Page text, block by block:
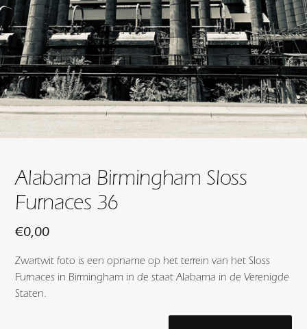
Alabama Birmingham Sloss
Furnaces 36
€0,00
Zwartwit foto is een opname op het terrein van het Sloss
Furnaces in Birmingham in de staat Alabama in de Verenigde
Staten.